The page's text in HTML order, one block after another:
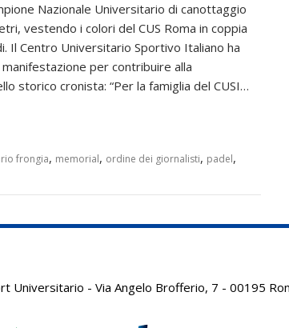
Nazionale Universitario di canottaggio
vestendo i colori del CUS Roma in coppia
Il Centro Universitario Sportivo Italiano ha
per contribuire alla
storico cronista: “Per la famiglia del CUSI…
frongia, memorial, ordine dei giornalisti, padel,
Universitario - Via Angelo Brofferio, 7 - 00195